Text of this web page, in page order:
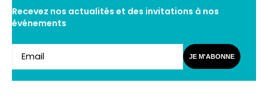
Recevez nos actualités et des invitations à nos
événements
JE M'ABONNE